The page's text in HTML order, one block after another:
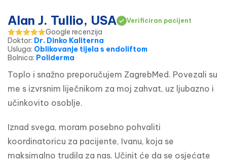
Alan J. Tullio, USA Verificiran pacijent
Google recenzija
Doktor: Dr. Dinko Kaliterna
Usluga: Oblikovanje tijela s endoliftom
Bolnica: Poliderma
Toplo i snažno preporučujem ZagrebMed. Povezali su
me s izvrsnim liječnikom za moj zahvat, uz ljubazno i
učinkovito osoblje.
Iznad svega, moram posebno pohvaliti
koordinatoricu za pacijente, Ivanu, koja se
maksimalno trudila za nas. Učinit će da se osjećate